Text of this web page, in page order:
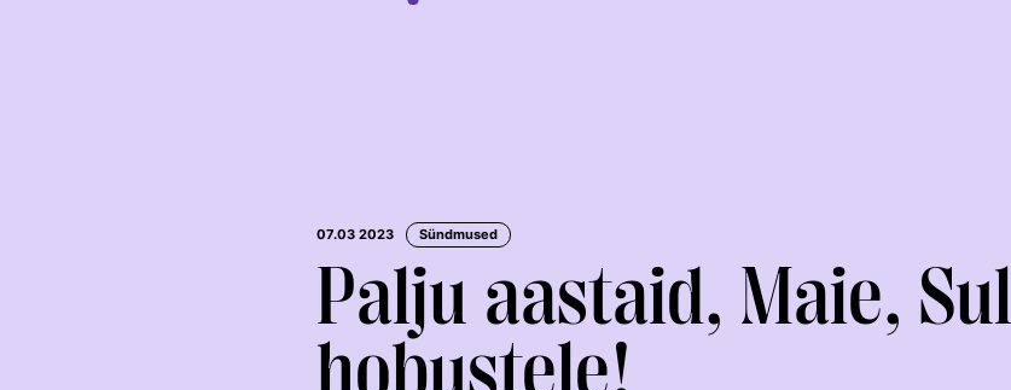
KOOLISÕIT JA
07.03 2023 Sündmused
Palju aastaid, Maie,